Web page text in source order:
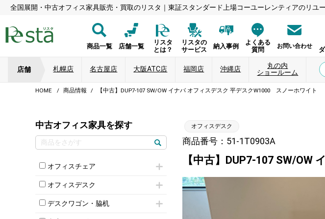
全国展開・中古オフィス家具販売・買取のリスタ｜東証スタンダード上場コーユーレンティアのリユ
商品一覧 店舗一覧
リスタ
とは？
リスタの
サービス
納入事例
よくある
質問
お問い合わせ
店舗 札幌店 名古屋店 大阪ATC店 福岡店 沖縄店
丸の内
ショールーム
HOME 商品情報 【中古】DUP7-107 SW/OW イナバ オフィスデスク 平デスクW1000 スノーホワイト
中古オフィス家具を探す
オフィスチェア
肘付きチェア
肘無しチェア
役員チェア
オフィスデスク
片袖机
フリーアドレスデスク（ベンチデスク）
デスクワゴン・脇机
オフィスデスク
商品番号：51-1T0903A
【中古】DUP7-107 SW/